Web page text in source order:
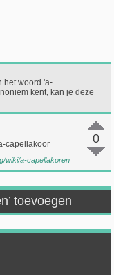
het woord 'a-
kent, kan je deze
0
capellakoor
wiki/a-capellakoren
toevoegen